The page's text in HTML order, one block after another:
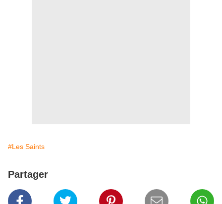
#Les Saints
Partager